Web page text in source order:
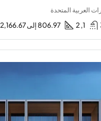
العربية المتحدة
1, 2 806.97 إلى 2,166.67